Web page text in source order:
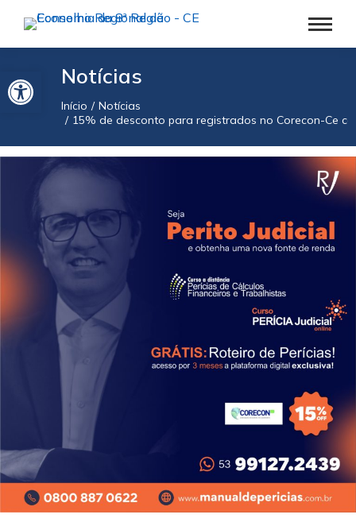
Barra de Ferramentas AbertaNotícias
Você está aqui:
Início
Notícias
15% de desconto para registrados no Corecon-Ce